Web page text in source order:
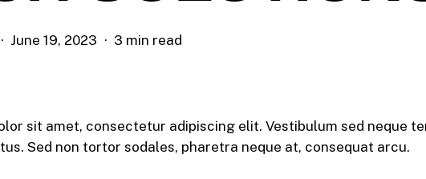
June 19, 2023 3 min read
sit amet, consectetur adipiscing elit. Vestibulum sed neque
Sed non tortor sodales, pharetra neque at, consequat arcu.